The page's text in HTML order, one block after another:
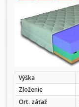
Výška
Zloženie
Ort. záťaž